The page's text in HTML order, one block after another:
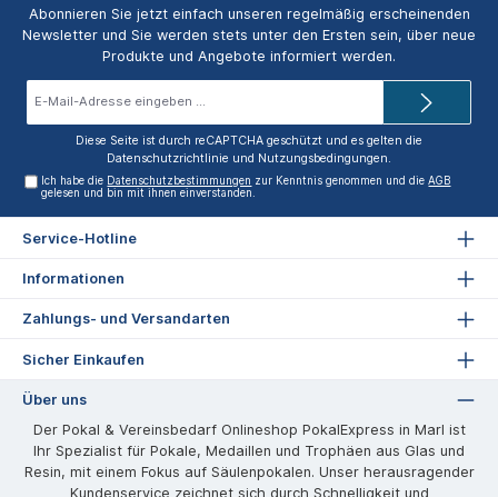
Abonnieren Sie jetzt einfach unseren regelmäßig erscheinenden
Newsletter und Sie werden stets unter den Ersten sein, über neue
Produkte und Angebote informiert werden.
Diese Seite ist durch reCAPTCHA geschützt und es gelten die
Datenschutzrichtlinie und Nutzungsbedingungen.
Ich habe die Datenschutzbestimmungen zur Kenntnis genommen und dieAGB
gelesen und bin mit ihnen einverstanden.
Service-Hotline
Informationen
Zahlungs- und Versandarten
Sicher Einkaufen
Über uns
Der Pokal & Vereinsbedarf Onlineshop PokalExpress in Marl ist
Ihr Spezialist für Pokale, Medaillen und Trophäen aus Glas und
Resin, mit einem Fokus auf Säulenpokalen. Unser herausragender
Kundenservice zeichnet sich durch Schnelligkeit und